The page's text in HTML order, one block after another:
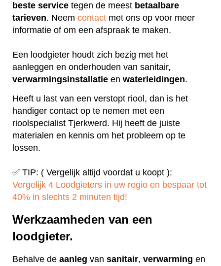
beste service tegen de meest betaalbare
tarieven. Neem contact met ons op voor meer
informatie of om een afspraak te maken.
Een loodgieter houdt zich bezig met het
aanleggen en onderhouden van sanitair,
verwarmingsinstallatie en waterleidingen.
Heeft u last van een verstopt riool, dan is het
handiger contact op te nemen met een
rioolspecialist Tjerkwerd. Hij heeft de juiste
materialen en kennis om het probleem op te
lossen.
✅ TIP: ( Vergelijk altijd voordat u koopt ):
Vergelijk 4 Loodgieters in uw regio en bespaar tot
40% in slechts 2 minuten tijd!
Werkzaamheden van een
loodgieter.
Behalve de aanleg van sanitair, verwarming en